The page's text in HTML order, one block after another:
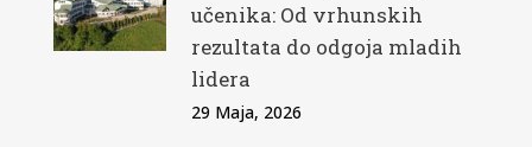
učenika: Od vrhunskih
rezultata do odgoja mladih
lidera
29 Maja, 2026